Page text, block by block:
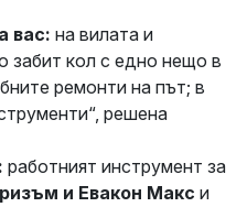
вас: на вилата и
забит кол с едно нещо в
ремонти на път; в
решена
работният инструмент за
и Евакон Макс и